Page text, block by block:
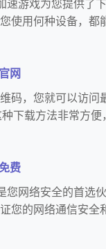
游戏为您提供了
使用何种设备，都
网
码，您就可以访
下载方法非常方
费
网络安全的首选
您的网络通信安全